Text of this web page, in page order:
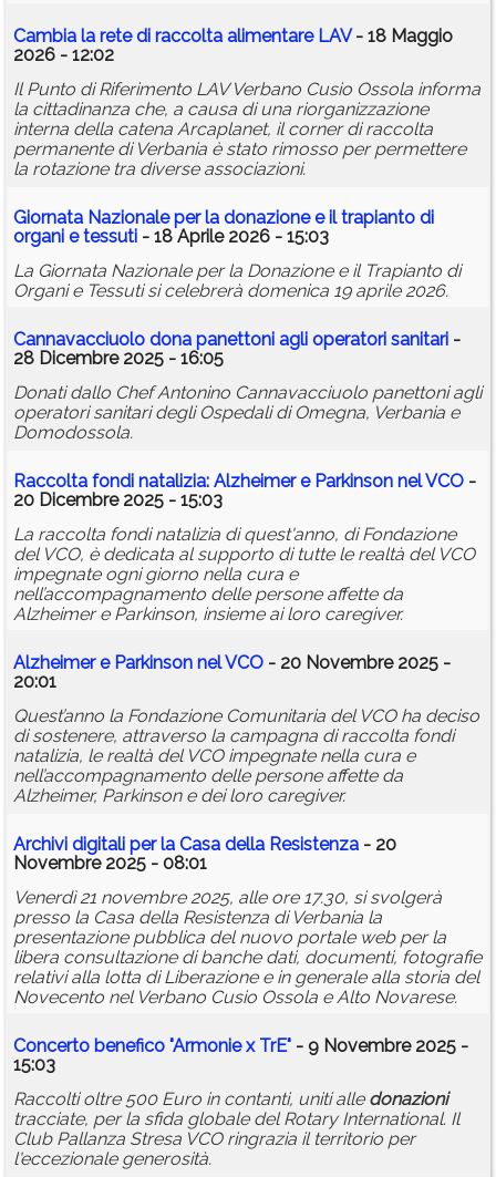
Cambia la rete di raccolta alimentare LAV- 18 Maggio
2026 - 12:02
Il Punto di Riferimento LAV Verbano Cusio Ossola informa
la cittadinanza che, a causa di una riorganizzazione
interna della catena Arcaplanet, il corner di raccolta
permanente di Verbania è stato rimosso per permettere
la rotazione tra diverse associazioni.
Giornata Nazionale per la donazione e il trapianto di
organi e tessuti - 18 Aprile 2026 - 15:03
La Giornata Nazionale per la Donazione e il Trapianto di
Organi e Tessuti si celebrerà domenica 19 aprile 2026.
Cannavacciuolo dona panettoni agli operatori sanitari -
28 Dicembre 2025 - 16:05
Donati dallo Chef Antonino Cannavacciuolo panettoni agli
operatori sanitari degli Ospedali di Omegna, Verbania e
Domodossola.
Raccolta fondi natalizia: Alzheimer e Parkinson nel VCO -
20 Dicembre 2025 - 15:03
La raccolta fondi natalizia di quest'anno, di Fondazione
del VCO, è dedicata al supporto di tutte le realtà del VCO
impegnate ogni giorno nella cura e
nell’accompagnamento delle persone affette da
Alzheimer e Parkinson, insieme ai loro caregiver.
Alzheimer e Parkinson nel VCO - 20 Novembre 2025 -
20:01
Quest’anno la Fondazione Comunitaria del VCO ha deciso
di sostenere, attraverso la campagna di raccolta fondi
natalizia, le realtà del VCO impegnate nella cura e
nell’accompagnamento delle persone affette da
Alzheimer, Parkinson e dei loro caregiver.
Archivi digitali per la Casa della Resistenza - 20
Novembre 2025 - 08:01
Venerdì 21 novembre 2025, alle ore 17.30, si svolgerà
presso la Casa della Resistenza di Verbania la
presentazione pubblica del nuovo portale web per la
libera consultazione di banche dati, documenti, fotografie
relativi alla lotta di Liberazione e in generale alla storia del
Novecento nel Verbano Cusio Ossola e Alto Novarese.
Concerto benefico "Armonie x TrE" - 9 Novembre 2025 -
15:03
Raccolti oltre 500 Euro in contanti, uniti alle donazioni
tracciate, per la sfida globale del Rotary International. Il
Club Pallanza Stresa VCO ringrazia il territorio per
l'eccezionale generosità.